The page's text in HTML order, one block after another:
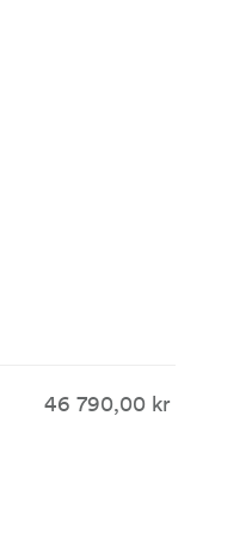
46 790,00 kr